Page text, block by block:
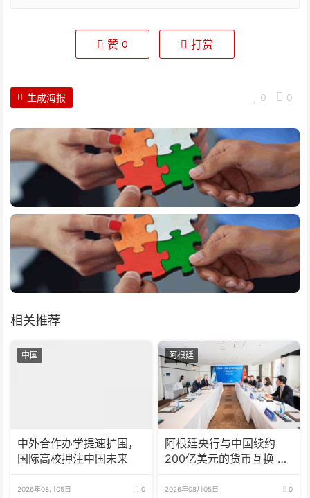
赞 0 打赏
0 0
生成海报
相关推荐
中国
中外合作办学提速扩围，
国际高校押注中国未来
2026年08月05日 0
阿根廷
阿根廷央行与中国续约
200亿美元的货币互换 有
2026年08月05日 0